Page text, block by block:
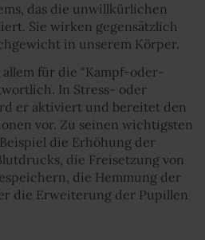
das die unwillkürlichen
Sie wirken gegensätzlich
in unserem Körper.
für die "Kampf-oder-
In Stress- oder
er aktiviert und bereitet den
vor. Zu seinen wichtigsten
die Erhöhung der
die Freisetzung von
die Hemmung der
die Erweiterung der Pupillen